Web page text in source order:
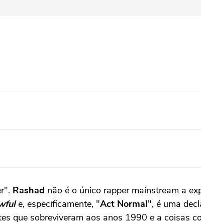
Rashad não é o único rapper mainstream a
e, especificamente, "Act Normal", é uma
que sobreviveram aos anos 1990 e a coisas